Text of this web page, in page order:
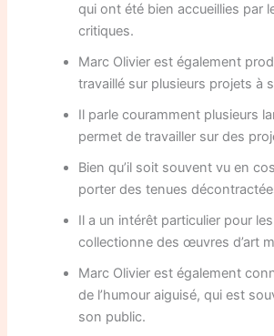
qui ont été bien accueillies par
critiques.
Marc Olivier est également
travaillé sur plusieurs projets à
Il parle couramment plusieurs
permet de travailler sur des
Bien qu’il soit souvent vu en
porter des tenues
Il a un intérêt particulier pour
collectionne des œuvres d’art
Marc Olivier est également
de l’humour aiguisé, qui est
son public.